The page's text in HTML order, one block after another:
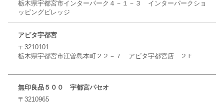
栃木県宇都宮市インターパーク４－１－３ インターパークショ
ッピングビレッジ
アピタ宇都宮
〒3210101
栃木県宇都宮市江曽島本町２２－７ アピタ宇都宮店 ２Ｆ
無印良品５００ 宇都宮パセオ
〒3210965